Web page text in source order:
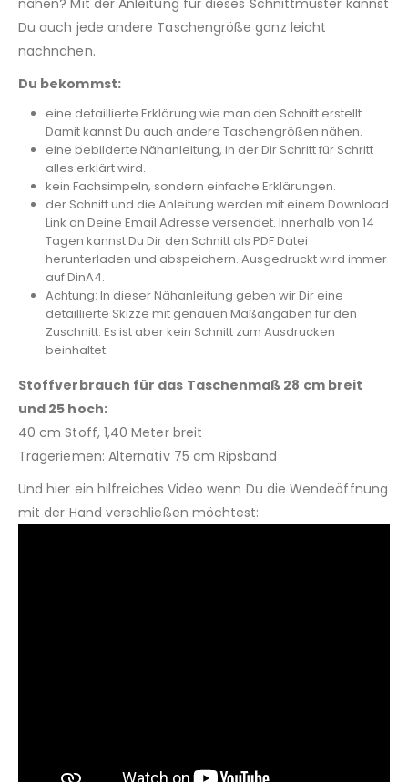
nähen? Mit der Anleitung für dieses Schnittmuster kannst
Du auch jede andere Taschengröße ganz leicht
nachnähen.
Du bekommst:
eine detaillierte Erklärung wie man den Schnitt erstellt.
Damit kannst Du auch andere Taschengrößen nähen.
eine bebilderte Nähanleitung, in der Dir Schritt für Schritt
alles erklärt wird.
kein Fachsimpeln, sondern einfache Erklärungen.
der Schnitt und die Anleitung werden mit einem Download
Link an Deine Email Adresse versendet. Innerhalb von 14
Tagen kannst Du Dir den Schnitt als PDF Datei
herunterladen und abspeichern. Ausgedruckt wird immer
auf DinA4.
Achtung: In dieser Nähanleitung geben wir Dir eine
detaillierte Skizze mit genauen Maßangaben für den
Zuschnitt. Es ist aber kein Schnitt zum Ausdrucken
beinhaltet.
Stoffverbrauch für das Taschenmaß 28 cm breit
und 25 hoch:
40 cm Stoff, 1,40 Meter breit
Trageriemen: Alternativ 75 cm Ripsband
Und hier ein hilfreiches Video wenn Du die Wendeöffnung
mit der Hand verschließen möchtest: